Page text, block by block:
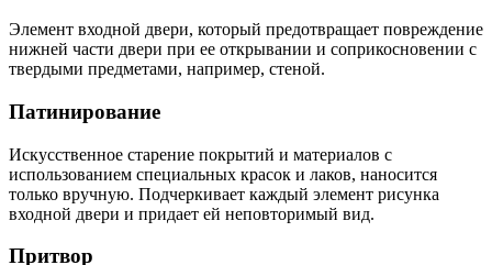
Элемент входной двери, который предотвращает повреждение
нижней части двери при ее открывании и соприкосновении с
твердыми предметами, например, стеной.
Патинирование
Искусственное старение покрытий и материалов с
использованием специальных красок и лаков, наносится
только вручную. Подчеркивает каждый элемент рисунка
входной двери и придает ей неповторимый вид.
Притвор